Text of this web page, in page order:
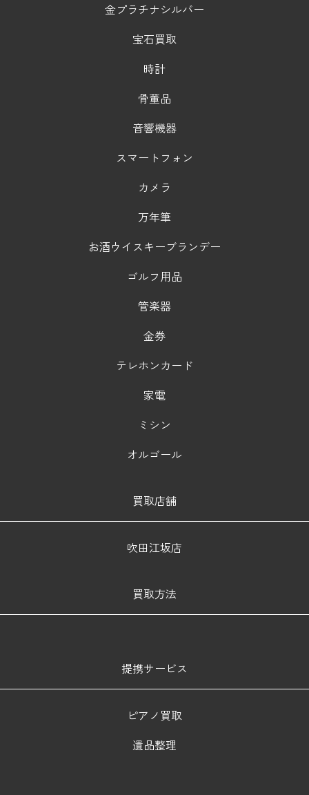
金プラチナシルバー
宝石買取
時計
骨董品
音響機器
スマートフォン
カメラ
万年筆
お酒ウイスキーブランデー
ゴルフ用品
管楽器
金券
テレホンカード
家電
ミシン
オルゴール
買取店舗
吹田江坂店
買取方法
提携サービス
ピアノ買取
遺品整理